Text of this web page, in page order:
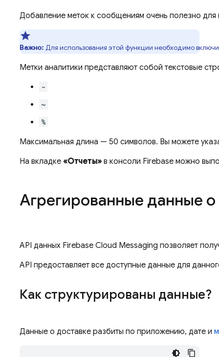
Добавление меток к сообщениям очень полезно для
Важно: Для использования этой функции необходимо
Метки аналитики представляют собой текстовые
-
~
%
Максимальная длина — 50 символов. Вы можете
На вкладке «Отчеты» в консоли Firebase можно
Агрегированные данные
API данных Firebase Cloud Messaging позволяет
API предоставляет все доступные данные для
Как структурированы данные?
Данные о доставке разбиты по приложению, дате и